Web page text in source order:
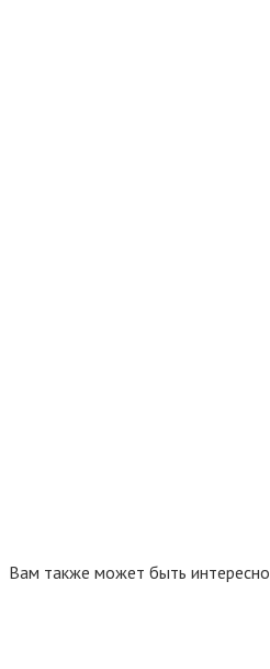
Вам также может быть интересно